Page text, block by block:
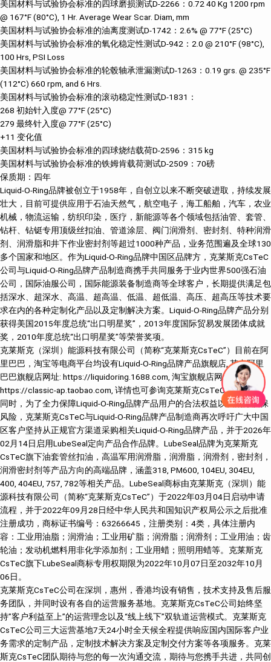
美国材料与试验协会标准的四球磨损测试D-2266：0.72 40 Kg 1200 rpm
@ 167°F (80°C), 1 Hr. Average Wear Scar. Diam, mm
美国材料与试验协会标准的油离度测试D-1742：2.6% @ 77°F (25°C)
美国材料与试验协会标准的氧化稳定性测试D-942：2.0 @ 210°F (98°C),
100 Hrs, PSI Loss
美国材料与试验协会标准的轮毂轴承泄漏测试D-1263：0.19 grs. @ 235°F
(112°C) 660 rpm, and 6 Hrs.
美国材料与试验协会标准的滚动稳定性测试D-1831：
268 初始针入度@ 77°F (25°C)
279 最终针入度@ 77°F (25°C)
+11 变化值
美国材料与试验协会标准的四球烧结载荷D-2596：315 kg
美国材料与试验协会标准的铁姆肯载荷测试D-2509：70磅
保质期：四年
Liquid-O-Ring品牌被创立于1958年，自创立以来不断突破进取，持续发展
壮大，目前可提供应用于石油天然气，航空电子，海工船舶，汽车，农业
机械，物流运输，纺织印染，医疗，新能源等各个领域包括油管、套管、
钻杆、钻铤专用顶级丝扣油、管道涂层、阀门润滑剂、密封剂、特种润滑
剂、润滑脂和井下作业密封剂等超过1000种产品，业务范围遍及全球130
多个国家和地区。作为Liquid-O-Ring品牌中国区品牌方，克莱斯克CsTeC
公司与Liquid-O-Ring品牌产品制造商携手共同服务于业内世界500强石油
公司，国际油服公司，国际能源装备制造商等全球客户，长期提供满足包
括深水、超深水、高温、超高温、低温、超低温、高压、超高压等技术要
求在内的各种定制化产品以及定制解决方案。Liquid-O-Ring品牌产品分别
获得美国2015年度总统“出口明星奖”，2013年度国际贸易发展团体成就
奖，2010年度总统“出口明星奖”等荣誉奖项。
克莱斯克（深圳）能源科技有限公司（简称“克莱斯克CsTeC”）目前在阿
里巴巴，淘宝等电商平台均设有Liquid-O-Ring品牌产品旗舰店, 其中阿里
巴巴旗舰店网址: https://liquidoring.1688.com, 淘宝旗舰店网址:
https://classic-ap.taobao.com, 详情也可参询克莱斯克CsTeC官方网站。
同时，为了全力保障Liquid-O-Ring品牌产品用户的合法权益以及消除质保
风险，克莱斯克CsTeC与Liquid-O-Ring品牌产品制造商再次呼吁广大中国
区客户坚持从正规官方渠道采购相关Liquid-O-Ring品牌产品，并于2026年
02月14日启用LubeSeal定向产品合作品牌。LubeSeal品牌为克莱斯克
CsTeC旗下油套管丝扣油，高温军用润滑脂，润滑脂，润滑剂，密封剂，
润滑密封剂等产品方向的高端品牌，涵盖318, PM600, 104EU, 304EU,
400, 404EU, 757, 782等相关产品。LubeSeal商标由克莱斯克（深圳）能
源科技有限公司（简称“克莱斯克CsTeC”）于2022年03月04日启动申请
流程，并于2022年09月28日经中华人民共和国知识产权局公示之后批准
注册成功，商标证书编号：63266645，注册类别：4类，具体注册内
容：工业用油脂；润滑油；工业用矿脂；润滑脂；润滑剂；工业用油；齿
轮油；发动机燃料用非化学添加剂；工业用蜡；照明用蜡等。克莱斯克
CsTeC旗下LubeSeal商标专用权期限为2022年10月07日至2032年10月
06日。
克莱斯克CsTeC公司在深圳，惠州，香港均设有销售，技术支持及售后服
务团队，并同时设有各自的运营服务基地。克莱斯克CsTeC公司始终坚
持”客户利益至上”的运营理念以及“线上线下”双轨道运营模式。克莱斯克
CsTeC公司三大运营基地7天24小时全天候全程提供响应国内国际客户业
务需求的定制产品，定制技术解决方案及定制交付方案等各项服务。克莱
斯克CsTeC团队期待与您的每一次沟通交流，期待与您携手共进，共同创